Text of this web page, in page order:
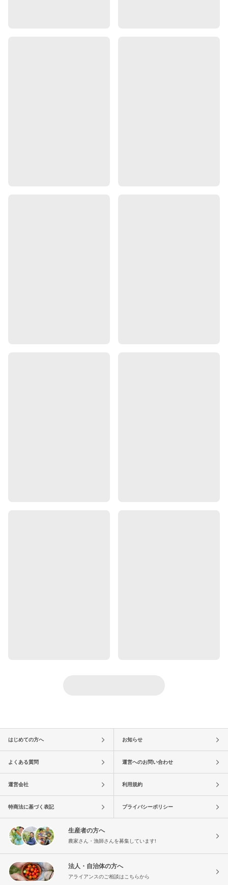
はじめての方へ お知らせ
よくある質問 運営へのお問い合わせ
運営会社 利用規約
特商法に基づく表記 プライバシーポリシー
生産者の方へ
農家さん・漁師さんを募集しています!
法人・自治体の方へ
アライアンスのご相談はこちらから